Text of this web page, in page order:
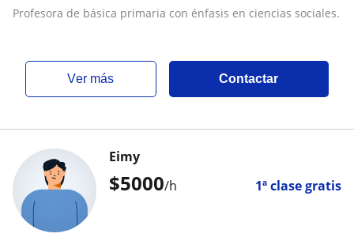
Profesora de básica primaria con énfasis en ciencias sociales.
ver más Contactar
$5000/h 1ª clase gratis
Eimy